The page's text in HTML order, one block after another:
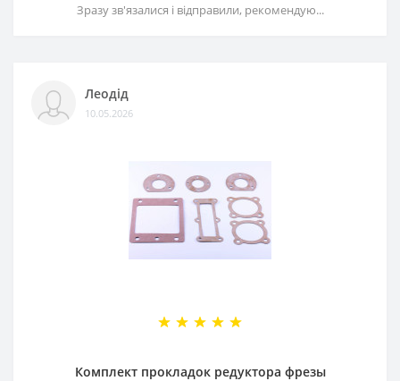
Зразу зв'язалися і відправили, рекомендую...
Леодід
10.05.2026
Комплект прокладок редуктора фрезы